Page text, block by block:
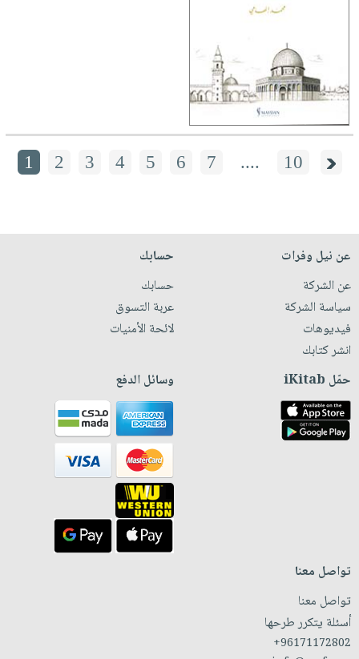
1 2 3 4 5 6 7 .... 10
عن نيل وفرات
عن الشركة
سياسة الشركة
فيديوهات
انشر كتابك
حسابك
حسابك
عربة التسوق
لائحة الأمنيات
حمّل iKitab وسائل الدفع
تواصل معنا
تواصل معنا
أسئلة يتكرر طرحها
+96171172802